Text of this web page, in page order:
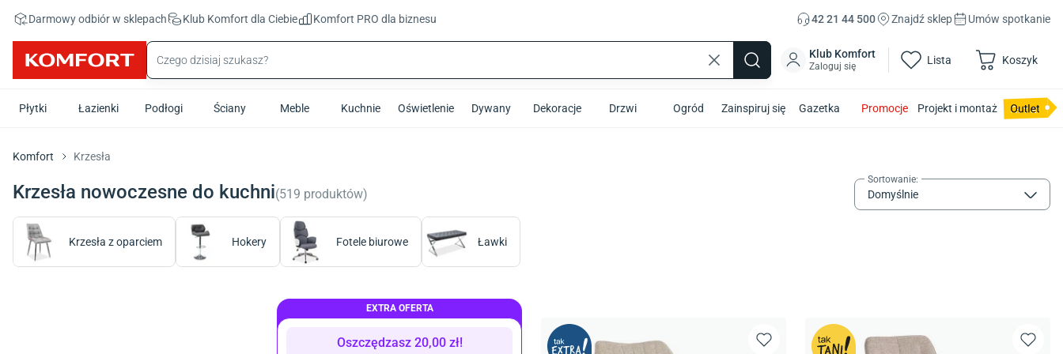
Darmowy odbiór w sklepach Klub Komfort dla Ciebie Komfort PRO dla biznesu 42 21 44 500 Znajdź sklep Umów spotkanie
Klub Komfort
Zaloguj się Lista Koszyk
Płytki Łazienki Podłogi Ściany Meble Kuchnie Oświetlenie Dywany Dekoracje Drzwi Ogród Zainspiruj się Gazetka Promocje Projekt i montaż
Komfort Krzesła
Krzesła nowoczesne do kuchni(519 produktów)
Sortowanie:
Domyślnie
Krzesła z oparciem Hokery Fotele biurowe Ławki
EXTRA OFERTA
Oszczędzasz 20,00 zł!